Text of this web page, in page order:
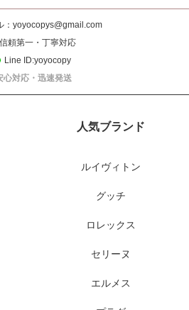
： yoyocopys@gmail.com
信頼第一・丁寧対応
Line ID:yoyocopy
心対応・迅速発送
人気ブランド
ルイヴィトン
グッチ
ロレックス
セリーヌ
エルメス